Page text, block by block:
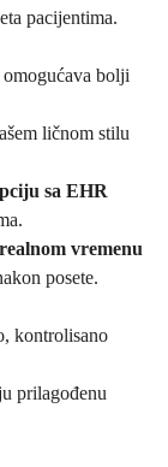
pacijentima.
bolji
ličnom stilu
sa EHR
vremenu
posete.
kontrolisano
prilagođenu